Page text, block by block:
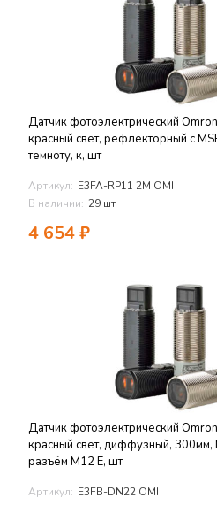
Датчик фотоэлектрический
красный свет, рефлекторный с
темноту, к, шт
Артикул: E3FA-RP11 2M OMI
В наличии: 29 шт
4 654₽
Датчик фотоэлектрический
красный свет, диффузный, 300мм,
разъём M12 E, шт
Артикул: E3FB-DN22 OMI